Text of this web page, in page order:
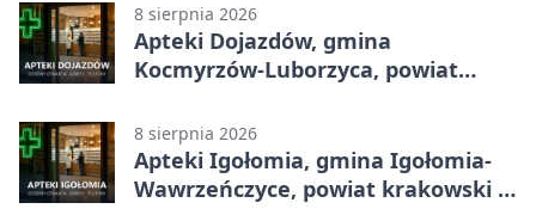
8 sierpnia 2026
Apteki Dojazdów, gmina
Kocmyrzów-Luborzyca, powiat
godziny otwarcia
8 sierpnia 2026
Apteki Igołomia, gmina Igołomia-
Wawrzeńczyce, powiat krakowski -